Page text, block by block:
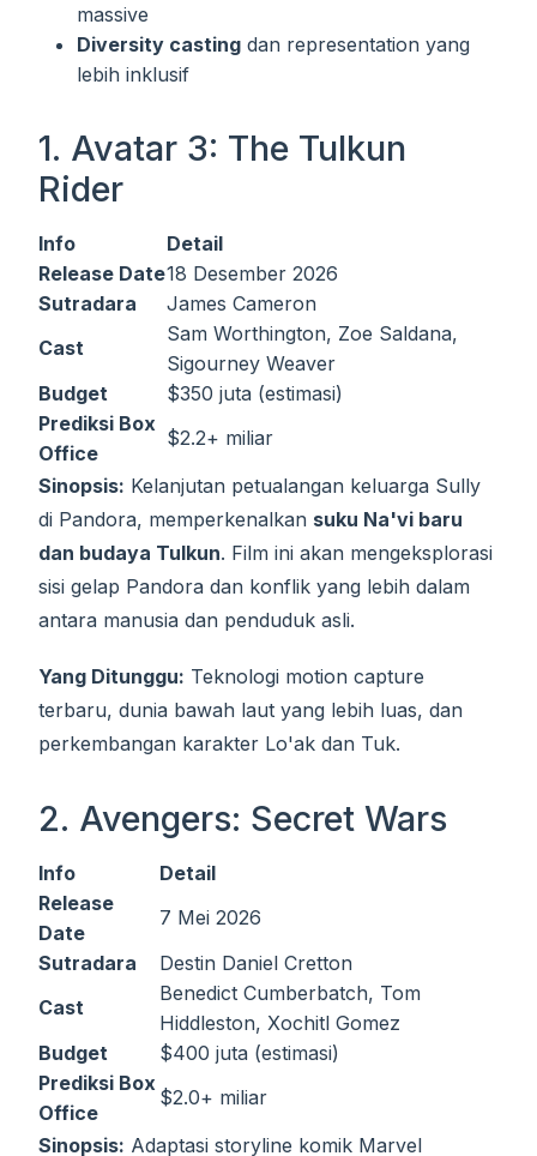
massive
Diversity casting dan representation yang
lebih inklusif
1. Avatar 3: The Tulkun
Rider
Info
Detail
Release Date18 Desember 2026
Sutradara
James Cameron
Cast
Sam Worthington, Zoe Saldana,
Sigourney Weaver
Budget
$350 juta (estimasi)
Prediksi Box
Office
$2.2+ miliar
Sinopsis: Kelanjutan petualangan keluarga Sully
di Pandora, memperkenalkan suku Na'vi baru
dan budaya Tulkun. Film ini akan mengeksplorasi
sisi gelap Pandora dan konflik yang lebih dalam
antara manusia dan penduduk asli.
Yang Ditunggu: Teknologi motion capture
terbaru, dunia bawah laut yang lebih luas, dan
perkembangan karakter Lo'ak dan Tuk.
2. Avengers: Secret Wars
Info
Detail
Release
Date
7 Mei 2026
Sutradara
Destin Daniel Cretton
Cast
Benedict Cumberbatch, Tom
Hiddleston, Xochitl Gomez
Budget
$400 juta (estimasi)
Prediksi Box
Office
$2.0+ miliar
Sinopsis: Adaptasi storyline komik Marvel